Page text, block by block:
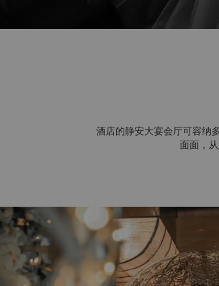
酒店的静安大宴会厅可容纳
面面，